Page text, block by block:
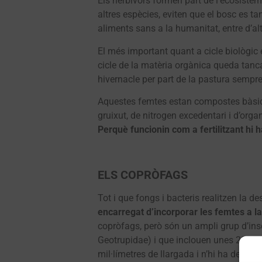
altres espècies, eviten que el bosc es
aliments sans a la humanitat, entre
El més important quant a cicle biològic
cicle de la matèria orgànica queda
hivernacle per part de la pastura
Aquestes femtes estan compostes
gruixut, de nitrogen excedentari i
Perquè funcionin com a fertilitzant hi
ELS COPRÒFAGS
Tot i que fongs i bacteris realitzen la
encarregat d’incorporar les femtes a
copròfags, però són un ampli grup
Geotrupidae) i que inclouen unes 230
mil·límetres de llargada i n’hi ha de